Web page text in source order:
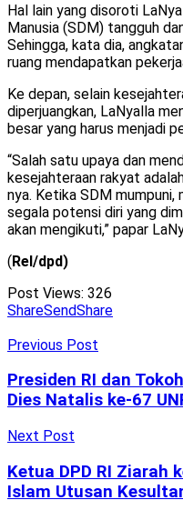
Hal lain yang disoroti
Manusia (SDM) tangguh
Sehingga, kata dia,
ruang mendapatkan
Ke depan, selain
diperjuangkan, LaNyalla
besar yang harus menjadi
“Salah satu upaya dan
kesejahteraan rakyat
nya. Ketika SDM mumpuni,
segala potensi diri yang
akan mengikuti,” papar
(Rel/dpd)
Post Views: 326
ShareSendShare
Previous Post
Presiden RI dan
Dies Natalis ke-67
Next Post
Ketua DPD RI Ziarah
Islam Utusan